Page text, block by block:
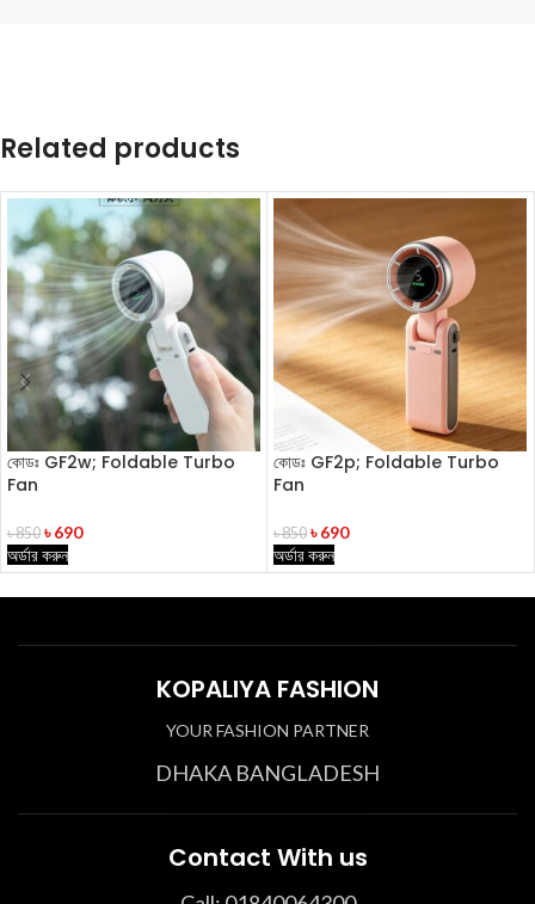
Related products
কোডঃ GF2w; Foldable Turbo
Fan
৳850 ৳690
অর্ডার করুন
কোডঃ GF2p; Foldable Turbo
Fan
৳850 ৳690
অর্ডার করুন
KOPALIYA FASHION
YOUR FASHION PARTNER
DHAKA BANGLADESH
Contact With us